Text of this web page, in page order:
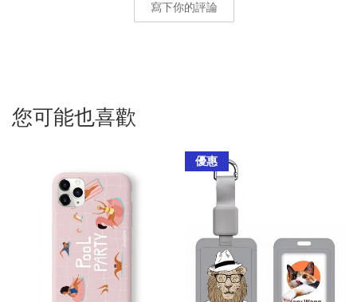
寫下你的評論
您可能也喜歡
優惠